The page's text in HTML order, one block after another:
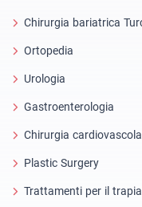
Chirurgia bariatrica
Ortopedia
Urologia
Gastroenterologia
Chirurgia
Plastic Surgery
Trattamenti per il